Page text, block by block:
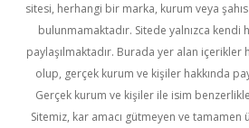
sitesi, herhangi bir marka, kurum veya
bulunmamaktadır. Sitede yalnızca kendi
paylaşılmaktadır. Burada yer alan içerikler
olup, gerçek kurum ve kişiler hakkında
Gerçek kurum ve kişiler ile isim
Sitemiz, kar amacı gütmeyen ve tamamen